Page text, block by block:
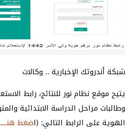
شبكة أندروتك الإخبارية .. وكالات
يتيح موقع نظام نور للنتائج، رابط
وطالبات مراحل الدراسة الابتدائية
الهوية على الرابط التالي: (اضغط